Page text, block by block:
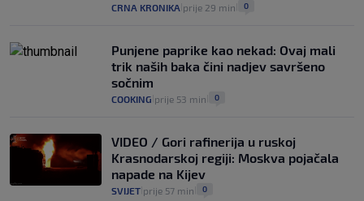
CRNA KRONIKA prije 29 min 0
Punjene paprike kao nekad: Ovaj mali
trik naših baka čini nadjev savršeno
sočnim
COOKING prije 53 min 0
VIDEO / Gori rafinerija u ruskoj
Krasnodarskoj regiji: Moskva pojačala
napade na Kijev
SVIJET prije 57 min 0